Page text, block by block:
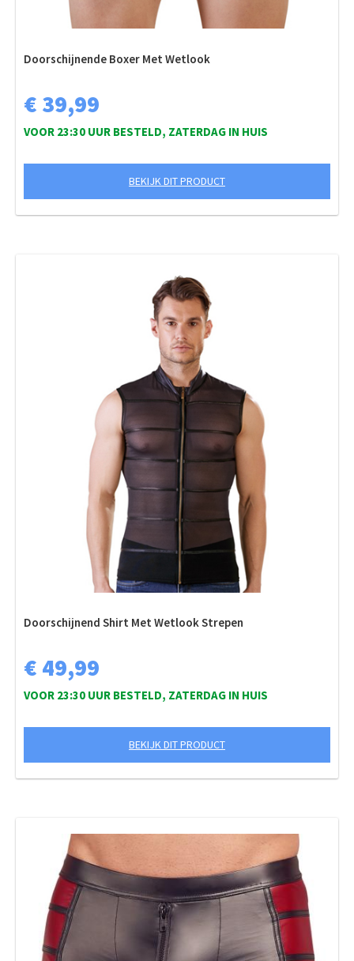
Doorschijnende Boxer Met Wetlook
€ 39,99
VOOR 23:30 UUR BESTELD, ZATERDAG IN HUIS
BEKIJK DIT PRODUCT
Doorschijnend Shirt Met Wetlook Strepen
€ 49,99
VOOR 23:30 UUR BESTELD, ZATERDAG IN HUIS
BEKIJK DIT PRODUCT